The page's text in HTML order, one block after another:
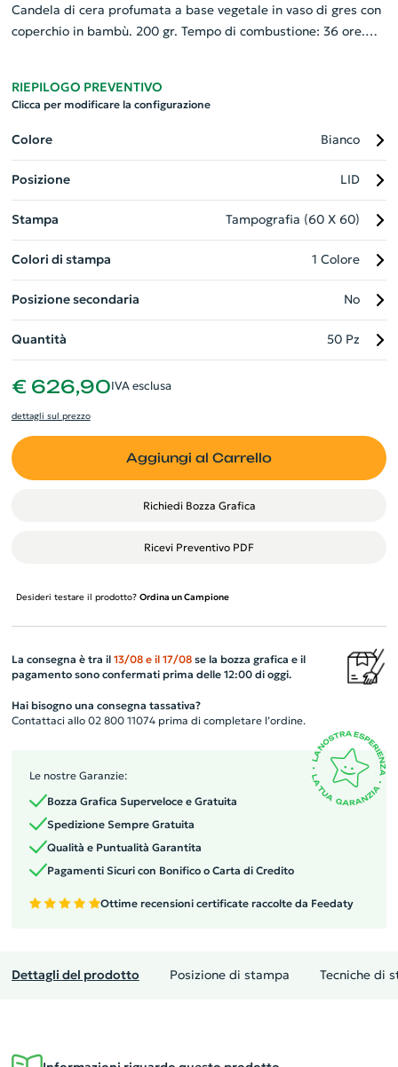
Candela di cera profumata a base vegetale in vaso di gres con
coperchio in bambù. 200 gr. Tempo di combustione: 36 ore.
RIEPILOGO PREVENTIVO
Clicca per modificare la configurazione
Colore Bianco
Posizione LID
Stampa Tampografia (60 X 60)
Colori di stampa 1 Colore
Posizione secondaria No
Quantità 50 Pz
€ 626,90IVA esclusa
dettagli sul prezzo
Aggiungi al Carrello
Richiedi Bozza Grafica
Ricevi Preventivo PDF
Desideri testare il prodotto? Ordina un Campione
La consegna è tra il 13/08 e il 17/08se la bozza grafica e il
pagamento sono confermati prima delle 12:00 di oggi.
Hai bisogno una consegna tassativa?
Contattaci allo 02 800 11074 prima di completare l’ordine.
Le nostre Garanzie:
Bozza Grafica Superveloce e Gratuita
Spedizione Sempre Gratuita
Qualità e Puntualità Garantita
Pagamenti Sicuri con Bonifico o Carta di Credito
Ottime recensioni certificate raccolte da Feedaty
Dettagli del prodotto Posizione di stampa Tecniche di